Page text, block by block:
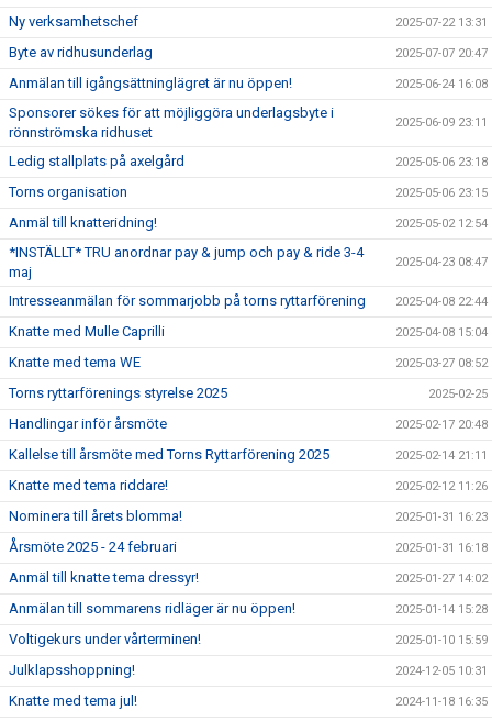
Ny verksamhetschef 2025-07-22 13:31
Byte av ridhusunderlag 2025-07-07 20:47
Anmälan till igångsättninglägret är nu öppen! 2025-06-24 16:08
Sponsorer sökes för att möjliggöra underlagsbyte i
rönnströmska ridhuset
2025-06-09 23:11
Ledig stallplats på axelgård 2025-05-06 23:18
Torns organisation 2025-05-06 23:15
Anmäl till knatteridning! 2025-05-02 12:54
*INSTÄLLT* TRU anordnar pay & jump och pay & ride 3-4
maj
2025-04-23 08:47
Intresseanmälan för sommarjobb på torns ryttarförening 2025-04-08 22:44
Knatte med Mulle Caprilli 2025-04-08 15:04
Knatte med tema WE 2025-03-27 08:52
Torns ryttarförenings styrelse 2025 2025-02-25
Handlingar inför årsmöte 2025-02-17 20:48
Kallelse till årsmöte med Torns Ryttarförening 2025 2025-02-14 21:11
Knatte med tema riddare! 2025-02-12 11:26
Nominera till årets blomma! 2025-01-31 16:23
Årsmöte 2025 - 24 februari 2025-01-31 16:18
Anmäl till knatte tema dressyr! 2025-01-27 14:02
Anmälan till sommarens ridläger är nu öppen! 2025-01-14 15:28
Voltigekurs under vårterminen! 2025-01-10 15:59
Julklapsshoppning! 2024-12-05 10:31
Knatte med tema jul! 2024-11-18 16:35